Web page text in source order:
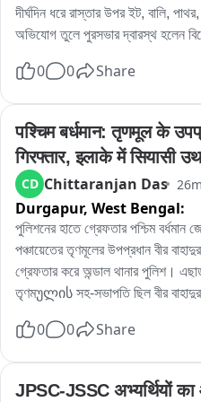
দীর্ঘদিন ধরে রাস্তার উপর ইট, বালি, পাথর,
অভিযোগ তুলে পুরসভার দ্বারস্থ হলেন
হচ্ছে, বাড়ছে দুর্ঘটনার আশঙ্কাও।
এলাকার বিজেপি কর্মী রোহিত দে জানান,
পুরসভায় স্মারকলিপি জমা দিয়েছেন। তাঁর
উপর পড়ে থাকায় রাস্তা কার্যত সরু হয়ে
নিকাশি ব্যবস্থা আটকে দিচ্ছে, ফলে জল
ভারী ডাম্পার ও লরিতে মালপত্র
করেন তিনি। প্রশাসনের তরফে
বলেন, আইনি পথেই এই সমস্যার সমাধান
অন্যদিকে আর এক বিজেপি কর্মী অভিজিৎ
পরিস্থিতি চললেও কোনও কার্যকর পদক্ষেপ
আশঙ্কা রয়েছে। নিত্যদিন ছোটখাটো
দ্রুত ব্যবস্থা নিয়ে রাস্তা দখলমুক্ত ও
0 0 Share
पश्चिम बर्धमान: तृणमूल के
गिरफ्तार, इलाके में सियासी
CD Chittaranjan Das
Durgapur, West Bengal:
পুলিশনের হাতে গ্রেফতার পশ্চিম বর্ধমান
পঞ্চায়েতের তৃণমূলের উপপ্রধান বীর
গ্রেফতার করে অন্ডাল থানার পুলিশ।
তৃণমულის সহ-সভাপতি ছিল বীর
বলেও পরিচিত ছিল এই বীর বাহাদুর।
0 0 Share
JPSC-JSSC अभ्यर्थियों